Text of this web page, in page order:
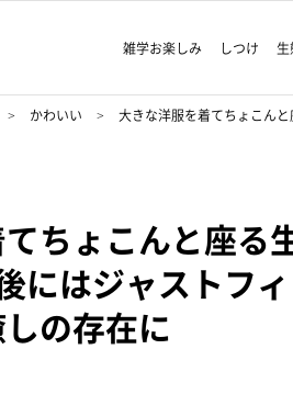
雑学お楽しみ しつけ 生
かわいい 大きな洋服を着てちょこん
ちょこんと座る
にはジャストフ
の存在に